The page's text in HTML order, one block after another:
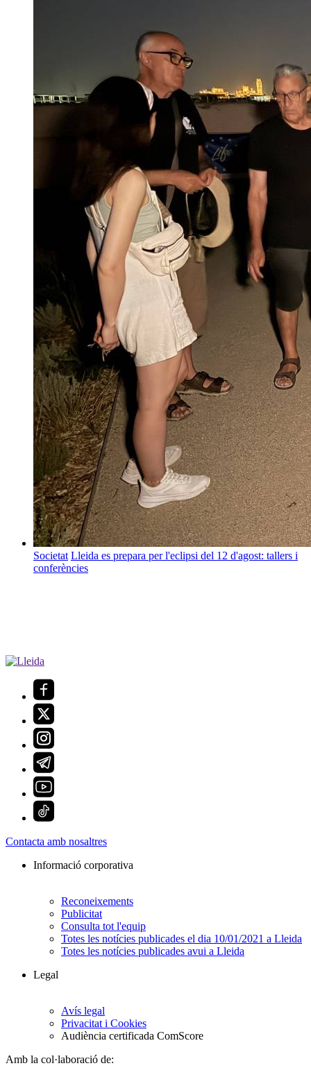
Societat Lleida es prepara per l'eclipsi del 12 d'agost: tallers i
conferències
Contacta amb nosaltres
Informació corporativa
Reconeixements
Publicitat
Consulta tot l'equip
Totes les notícies publicades el dia 10/01/2021 a Lleida
Totes les notícies publicades avui a Lleida
Legal
Avís legal
Privacitat i Cookies
Audiència certificada ComScore
Amb la col·laboració de: